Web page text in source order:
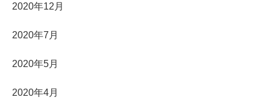
2020年12月
2020年7月
2020年5月
2020年4月